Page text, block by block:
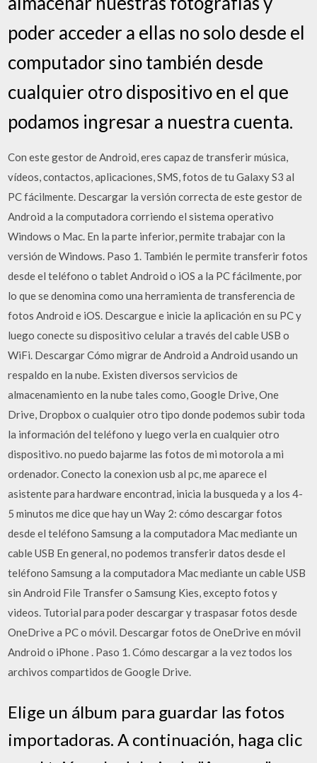
poder acceder a ellas no solo desde el
computador sino también desde
cualquier otro dispositivo en el que
podamos ingresar a nuestra cuenta.
Con este gestor de Android, eres capaz de transferir música,
vídeos, contactos, aplicaciones, SMS, fotos de tu Galaxy S3 al
PC fácilmente. Descargar la versión correcta de este gestor de
Android a la computadora corriendo el sistema operativo
Windows o Mac. En la parte inferior, permite trabajar con la
versión de Windows. Paso 1. También le permite transferir fotos
desde el teléfono o tablet Android o iOS a la PC fácilmente, por
lo que se denomina como una herramienta de transferencia de
fotos Android e iOS. Descargue e inicie la aplicación en su PC y
luego conecte su dispositivo celular a través del cable USB o
WiFi. Descargar Cómo migrar de Android a Android usando un
respaldo en la nube. Existen diversos servicios de
almacenamiento en la nube tales como, Google Drive, One
Drive, Dropbox o cualquier otro tipo donde podemos subir toda
la información del teléfono y luego verla en cualquier otro
dispositivo. no puedo bajarme las fotos de mi motorola a mi
ordenador. Conecto la conexion usb al pc, me aparece el
asistente para hardware encontrad, inicia la busqueda y a los 4-
5 minutos me dice que hay un Way 2: cómo descargar fotos
desde el teléfono Samsung a la computadora Mac mediante un
cable USB En general, no podemos transferir datos desde el
teléfono Samsung a la computadora Mac mediante un cable USB
sin Android File Transfer o Samsung Kies, excepto fotos y
videos. Tutorial para poder descargar y traspasar fotos desde
OneDrive a PC o móvil. Descargar fotos de OneDrive en móvil
Android o iPhone . Paso 1. Cómo descargar a la vez todos los
archivos compartidos de Google Drive.
Elige un álbum para guardar las fotos
importadoras. A continuación, haga clic